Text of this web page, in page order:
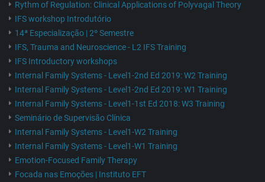
Rythm of Regulation: Clinical Applications of Polyvagal Theory
IFS workshop Introdutório
14ª Especialização | 2º Semestre
IFS, Trauma and Neuroscience - L2 IFS Training
IFS Introductory workshops
Internal Family Systems - Level1-2nd Ed 2019: W2 Training
Internal Family Systems - Level1-2nd Ed 2019: W1 Training
Internal Family Systems - Level1-1st Ed 2018: W3 Training
Seminário de Supervisão Clínica
Internal Family Systems - Level1-W2 Training
Internal Family Systems - Level1-W1 Training
Emotion-Focused Family Therapy
Focada nas Emoções | Instituto EFT